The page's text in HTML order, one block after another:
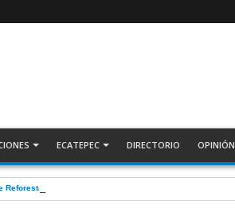
ECATEPEC DIRECTORIO OPINIÓN
presidenta Sheinbaum +Video INFORMATIVA